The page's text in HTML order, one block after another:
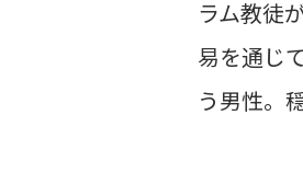
ラム教徒
易を通じ
う男性。